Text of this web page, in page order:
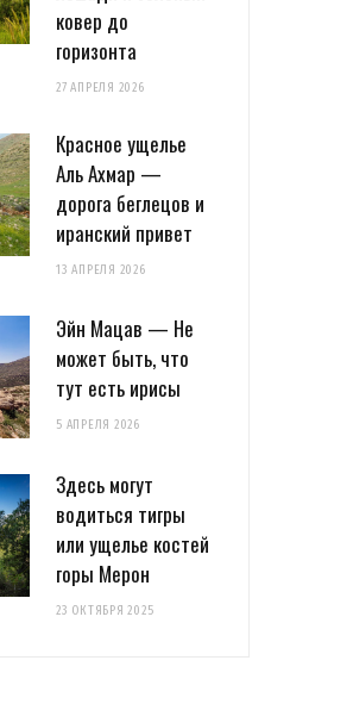
ковер до
горизонта
27 АПРЕЛЯ 2026
Красное ущелье
Аль Ахмар —
дорога беглецов и
иранский привет
13 АПРЕЛЯ 2026
Эйн Мацав — Не
может быть, что
тут есть ирисы
5 АПРЕЛЯ 2026
Здесь могут
водиться тигры
или ущелье костей
горы Мерон
23 ОКТЯБРЯ 2025